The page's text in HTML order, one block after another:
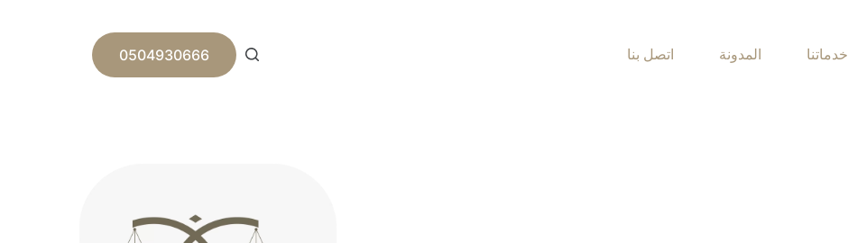
خدماتنا المدونة اتصل بنا 0504930666